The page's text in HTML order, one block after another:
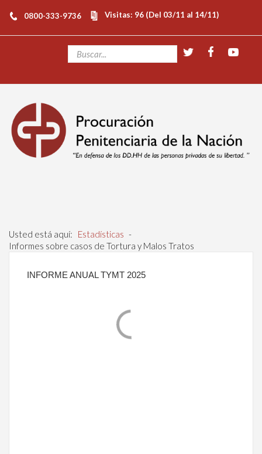
0800-333-9736 Visitas: 96 (Del 03/11 al 14/11)
Usted está aquí: Estadísticas -
Informes sobre casos de Tortura y Malos Tratos
INFORME ANUAL TYMT 2025